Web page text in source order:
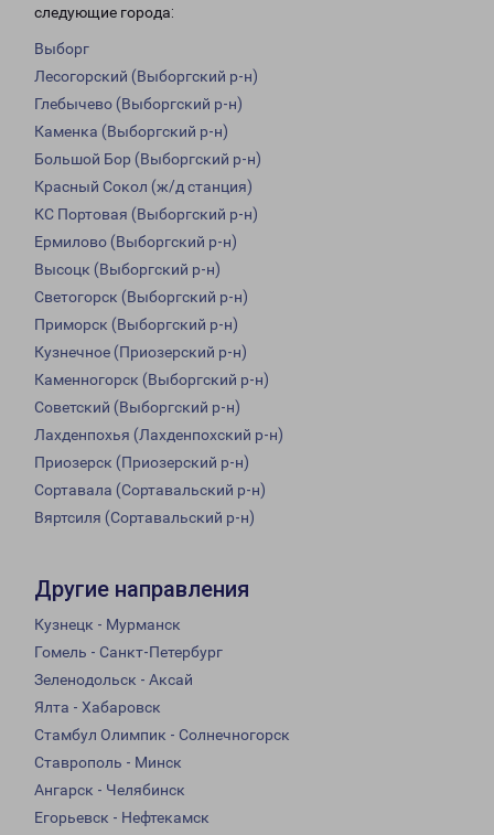
следующие города:
Выборг
Лесогорский (Выборгский р-н)
Глебычево (Выборгский р-н)
Каменка (Выборгский р-н)
Большой Бор (Выборгский р-н)
Красный Сокол (ж/д станция)
КС Портовая (Выборгский р-н)
Ермилово (Выборгский р-н)
Высоцк (Выборгский р-н)
Светогорск (Выборгский р-н)
Приморск (Выборгский р-н)
Кузнечное (Приозерский р-н)
Каменногорск (Выборгский р-н)
Советский (Выборгский р-н)
Лахденпохья (Лахденпохский р-н)
Приозерск (Приозерский р-н)
Сортавала (Сортавальский р-н)
Вяртсиля (Сортавальский р-н)
Другие направления
Кузнецк - Мурманск
Гомель - Санкт-Петербург
Зеленодольск - Аксай
Ялта - Хабаровск
Стамбул Олимпик - Солнечногорск
Ставрополь - Минск
Ангарск - Челябинск
Егорьевск - Нефтекамск